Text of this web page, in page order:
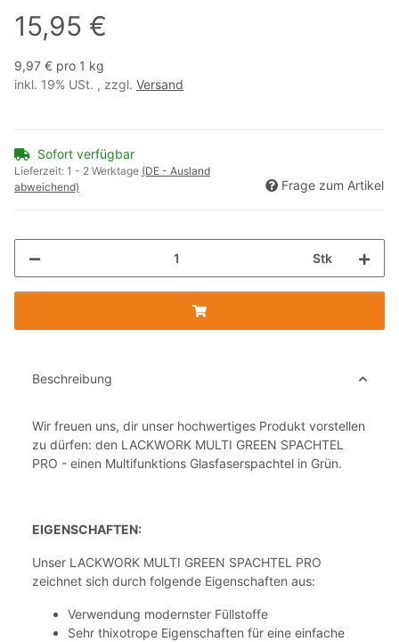
15,95 €
9,97 € pro 1 kg
inkl. 19% USt. , zzgl. Versand
Sofort verfügbar
Lieferzeit: 1 - 2 Werktage (DE - Ausland
abweichend)
Frage zum Artikel
Stk
Beschreibung
Wir freuen uns, dir unser hochwertiges Produkt vorstellen
zu dürfen: den LACKWORK MULTI GREEN SPACHTEL
PRO - einen Multifunktions Glasfaserspachtel in Grün.
EIGENSCHAFTEN:
Unser LACKWORK MULTI GREEN SPACHTEL PRO
zeichnet sich durch folgende Eigenschaften aus:
Verwendung modernster Füllstoffe
Sehr thixotrope Eigenschaften für eine einfache